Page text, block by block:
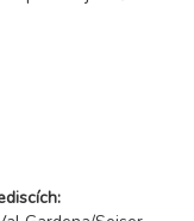
6 dní (5 nocí)